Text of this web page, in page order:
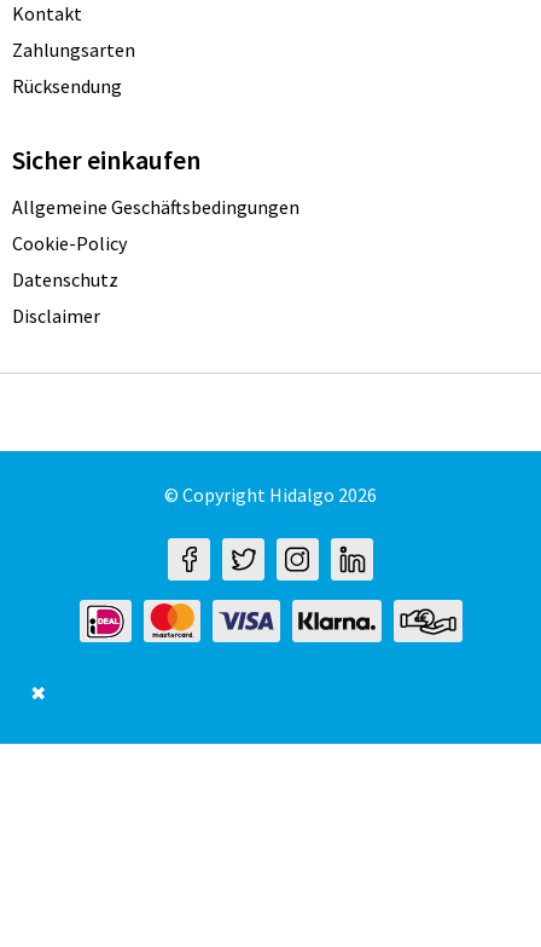
Kontakt
Zahlungsarten
Rücksendung
Sicher einkaufen
Allgemeine Geschäftsbedingungen
Cookie-Policy
Datenschutz
Disclaimer
© Copyright Hidalgo 2026
✖